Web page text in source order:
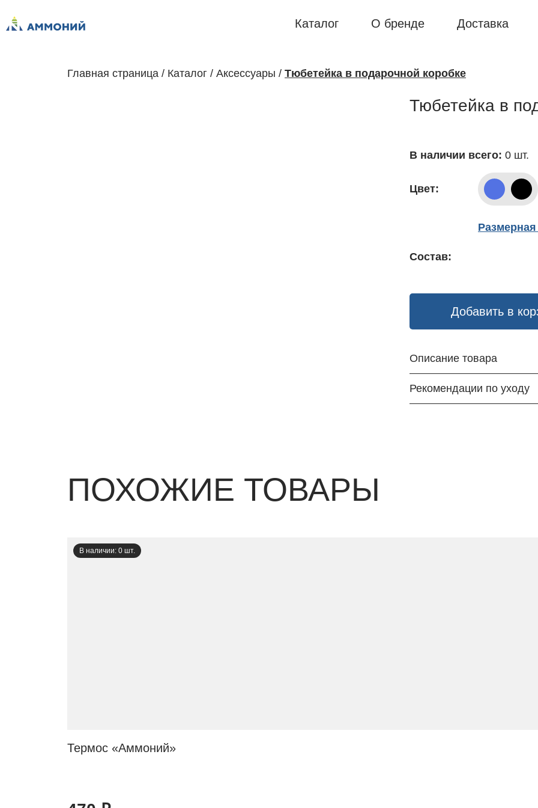
Каталог О бренде Доставка
Главная страница / Каталог / Аксессуары / Тюбетейка в подарочной коробке
Тюбетейка в
В наличии всего: 0 шт.
Цвет:
Размерная
Состав:
Добавить в
Описание товара
Рекомендации по уходу
ПОХОЖИЕ ТОВАРЫ
В наличии: 0 шт.
Термос «Аммоний»